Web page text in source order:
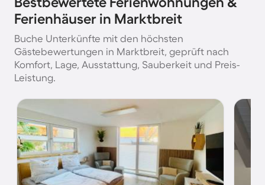
Ferienhäuser in Marktbreit
Buche Unterkünfte mit den höchsten
Gästebewertungen in Marktbreit, geprüft nach
Komfort, Lage, Ausstattung, Sauberkeit und Preis-
Leistung.